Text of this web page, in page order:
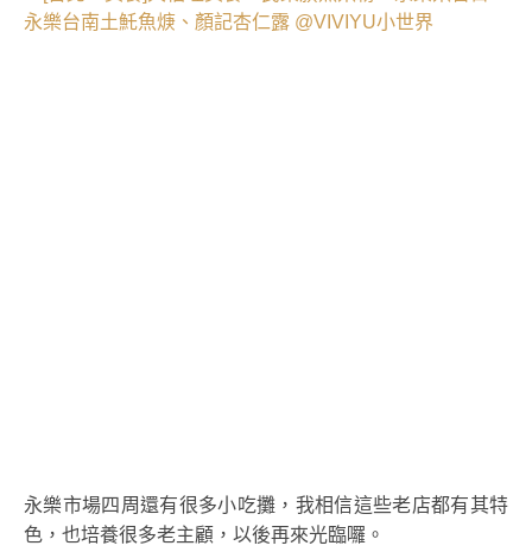
永樂市場四周還有很多小吃攤，我相信這些老店都有其特
色，也培養很多老主顧，以後再來光臨囉。